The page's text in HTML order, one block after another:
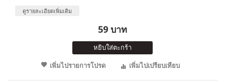
ดูรายละเอียดเพิ่มเติม
59 บาท
หยิบใส่ตะกร้า
เพิ่มไปรายการโปรด
เพิ่มไปเปรียบเทียบ